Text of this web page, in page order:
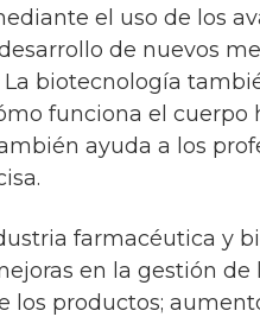
el uso de los
de nuevos
biotecnología
funciona el cuerpo
ayuda a los
farmacéutica y
en la gestión
los productos;